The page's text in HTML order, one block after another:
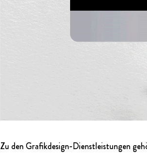
Zu den Grafikdesign-Dienstleistungen